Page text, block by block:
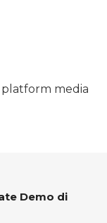
media
Demo di